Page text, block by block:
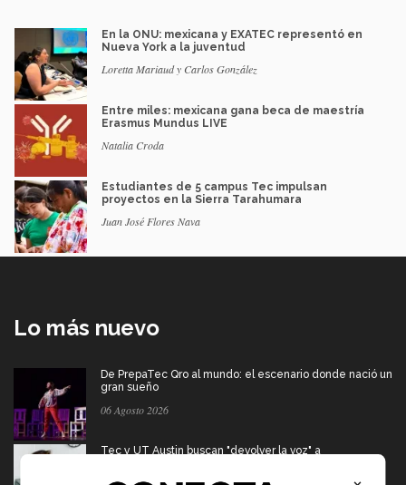
En la ONU: mexicana y EXATEC representó en
Nueva York a la juventud
Loretta Mariaud y Carlos González
Entre miles: mexicana gana beca de maestría
Erasmus Mundus LIVE
Natalia Croda
Estudiantes de 5 campus Tec impulsan
proyectos en la Sierra Tarahumara
Juan José Flores Nava
Lo más nuevo
De PrepaTec Qro al mundo: el escenario donde nació un
gran sueño
06 Agosto 2026
Tec y UT Austin buscan "devolver la voz" a